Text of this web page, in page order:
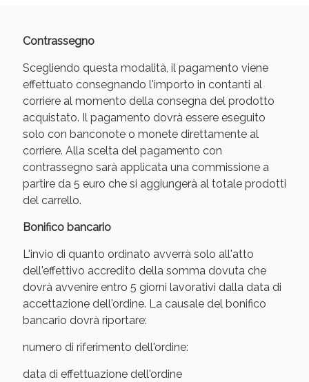
Contrassegno
Scegliendo questa modalità, il pagamento viene
effettuato consegnando l'importo in contanti al
corriere al momento della consegna del prodotto
acquistato. Il pagamento dovrà essere eseguito
solo con banconote o monete direttamente al
corriere. Alla scelta del pagamento con
contrassegno sarà applicata una commissione a
partire da 5 euro che si aggiungerà al totale prodotti
del carrello.
Bonifico bancario
L'invio di quanto ordinato avverrà solo all'atto
dell'effettivo accredito della somma dovuta che
dovrà avvenire entro 5 giorni lavorativi dalla data di
accettazione dell'ordine. La causale del bonifico
bancario dovrà riportare:
numero di riferimento dell'ordine:
data di effettuazione dell'ordine